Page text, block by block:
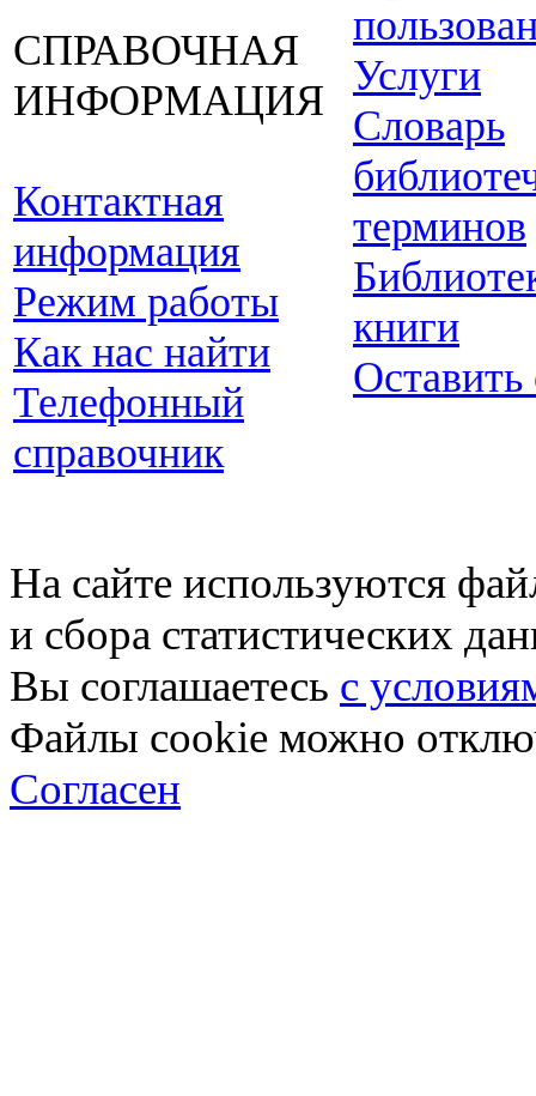
СПРАВОЧНАЯ
ИНФОРМАЦИЯ
Контактная
информация
Режим работы
Как нас найти
Телефонный
справочник
Услуги
Словарь
терминов
книги
Оставить
На сайте используются
и сбора статистических
Вы соглашаетесь с
Файлы cookie можно
Согласен